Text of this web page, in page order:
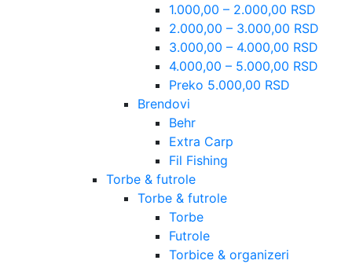
1.000,00 – 2.000,00 RSD
2.000,00 – 3.000,00 RSD
3.000,00 – 4.000,00 RSD
4.000,00 – 5.000,00 RSD
Preko 5.000,00 RSD
Brendovi
Behr
Extra Carp
Fil Fishing
Torbe & futrole
Torbe & futrole
Torbe
Futrole
Torbice & organizeri